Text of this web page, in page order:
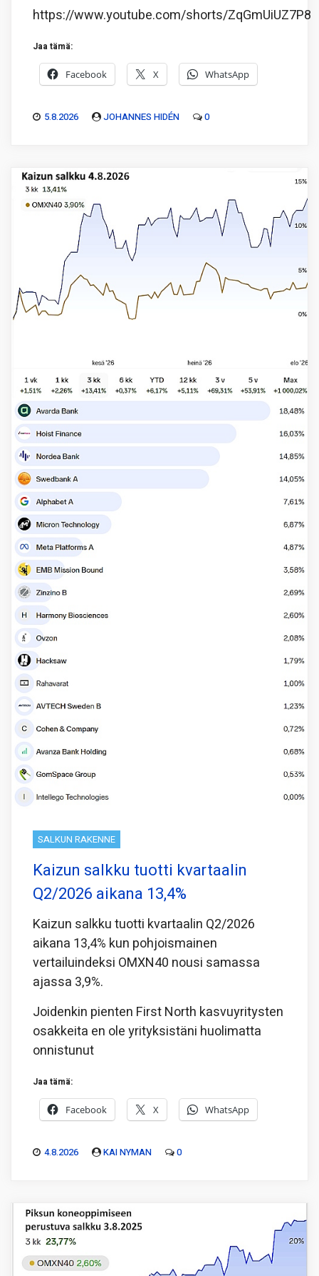
https://www.youtube.com/shorts/ZqGmUiUZ7P8
Jaa tämä:
Facebook X WhatsApp
5.8.2026 JOHANNES HIDÉN 0
SALKUN RAKENNE
Kaizun salkku tuotti kvartaalin
Q2/2026 aikana 13,4%
Kaizun salkku tuotti kvartaalin Q2/2026
aikana 13,4% kun pohjoismainen
vertailuindeksi OMXN40 nousi samassa
ajassa 3,9%.
Joidenkin pienten First North kasvuyritysten
osakkeita en ole yrityksistäni huolimatta
onnistunut
Jaa tämä:
Facebook X WhatsApp
4.8.2026 KAI NYMAN 0